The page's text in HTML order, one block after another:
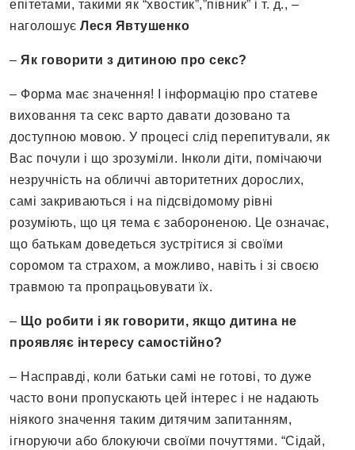
епітетами, такими як “хвостик”,”півник” і т. д., –
наголошує Леся Явтушенко
– Як говорити з дитиною про секс?
– Форма має значення! І інформацію про статеве
виховання та секс варто давати дозовано та
доступною мовою. У процесі слід перепитували, як
Вас почули і що зрозуміли. Інколи діти, помічаючи
незручність на обличчі авторитетних дорослих,
самі закриваються і на підсвідомому рівні
розуміють, що ця тема є забороненою. Це означає,
що батькам доведеться зустрітися зі своїми
соромом та страхом, а можливо, навіть і зі своєю
травмою та пропрацьовувати їх.
– Що робити і як говорити, якщо дитина не
проявляє інтересу самостійно?
– Насправді, коли батьки самі не готові, то дуже
часто вони пропускають цей інтерес і не надають
ніякого значення таким дитячим запитанням,
ігноруючи або блокуючи своїми почуттями. “Сідай,